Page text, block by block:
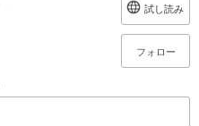
試し読み
フォロー